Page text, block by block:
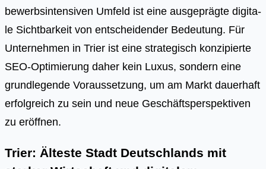
be­werbs­in­ten­si­ven Umfeld ist eine aus­ge­präg­te digi­ta­
le Sicht­bar­keit von ent­schei­den­der Bedeu­tung. Für
Unter­neh­men in Trier ist eine stra­te­gisch kon­zi­pier­te
SEO-Opti­mie­rung daher kein Luxus, son­dern eine
grund­le­gen­de Vor­aus­set­zung, um am Markt dau­er­haft
erfolg­reich zu sein und neue Geschäfts­per­spek­ti­ven
zu eröff­nen.
Trier: Älteste Stadt Deutschlands mit